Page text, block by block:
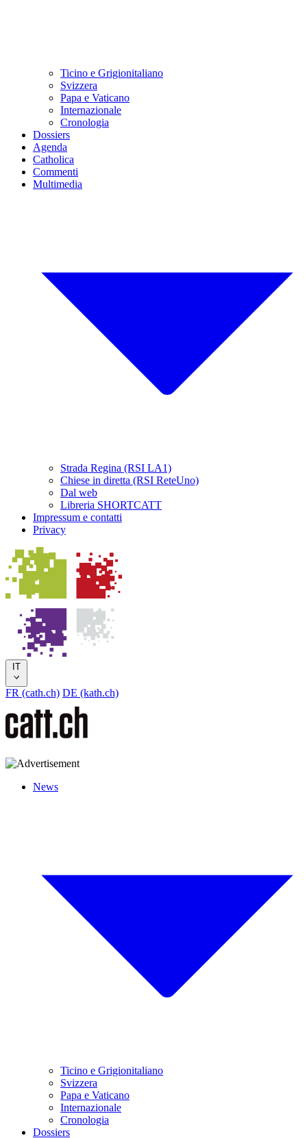
Ticino e Grigionitaliano
Svizzera
Papa e Vaticano
Internazionale
Cronologia
Dossiers
Agenda
Catholica
Commenti
Multimedia
Strada Regina (RSI LA1)
Chiese in diretta (RSI ReteUno)
Dal web
Libreria SHORTCATT
Impressum e contatti
Privacy
IT
FR (cath.ch) DE (kath.ch)
News
Ticino e Grigionitaliano
Svizzera
Papa e Vaticano
Internazionale
Cronologia
Dossiers